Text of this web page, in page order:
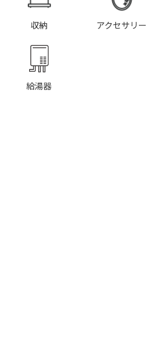
収納 アクセサリー
給湯器